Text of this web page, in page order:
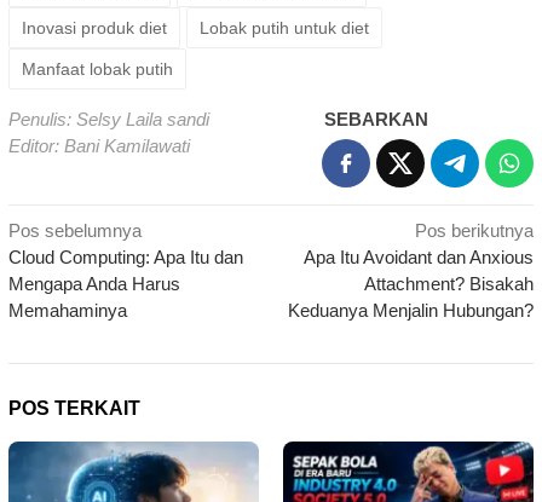
Inovasi produk diet Lobak putih untuk diet
Manfaat lobak putih
Penulis: Selsy Laila sandi
Editor: Bani Kamilawati
SEBARKAN
Navigasi
pos
Pos sebelumnya
Cloud Computing: Apa Itu dan
Mengapa Anda Harus
Memahaminya
Pos berikutnya
Apa Itu Avoidant dan Anxious
Attachment? Bisakah
Keduanya Menjalin Hubungan?
POS TERKAIT